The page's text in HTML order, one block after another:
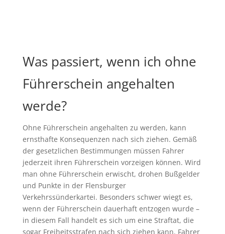
Was passiert, wenn ich ohne
Führerschein angehalten
werde?
Ohne Führerschein angehalten zu werden, kann
ernsthafte Konsequenzen nach sich ziehen. Gemäß
der gesetzlichen Bestimmungen müssen Fahrer
jederzeit ihren Führerschein vorzeigen können. Wird
man ohne Führerschein erwischt, drohen Bußgelder
und Punkte in der Flensburger
Verkehrssünderkartei. Besonders schwer wiegt es,
wenn der Führerschein dauerhaft entzogen wurde –
in diesem Fall handelt es sich um eine Straftat, die
sogar Freiheitsstrafen nach sich ziehen kann. Fahrer